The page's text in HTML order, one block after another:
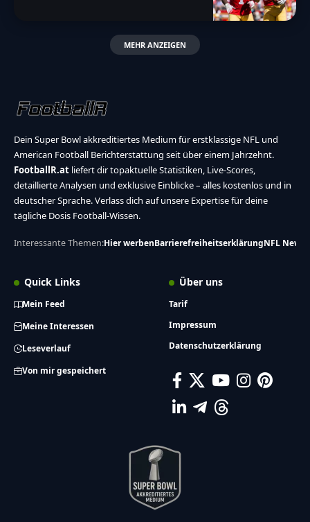
MEHR ANZEIGEN
Dein Super Bowl akkreditiertes Medium für erstklassige NFL und
American Football Berichterstattung seit über einem Jahrzehnt.
FootballR.at liefert dir topaktuelle Statistiken, Live-Scores,
detaillierte Analysen und exklusive Einblicke – alles kostenlos und in
deutscher Sprache. Verlass dich auf unsere Expertise für deine
tägliche Dosis Football-Wissen.
Interessante Themen:Hier werbenBarrierefreiheitserklärungNFL News
Quick Links
Mein Feed
Meine Interessen
Leseverlauf
Von mir gespeichert
Über uns
Tarif
Impressum
Datenschutzerklärung